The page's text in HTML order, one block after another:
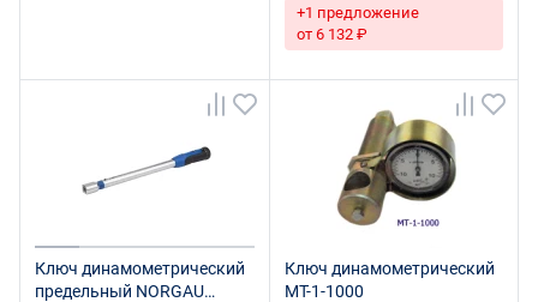
+1 предложение
от 6 132 ₽
Ключ динамометрический
предельный NORGAU
Ключ динамометрический
МТ-1-1000